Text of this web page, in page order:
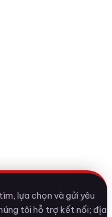
lựa chọn và gửi yêu
tôi hỗ trợ kết nối; địa